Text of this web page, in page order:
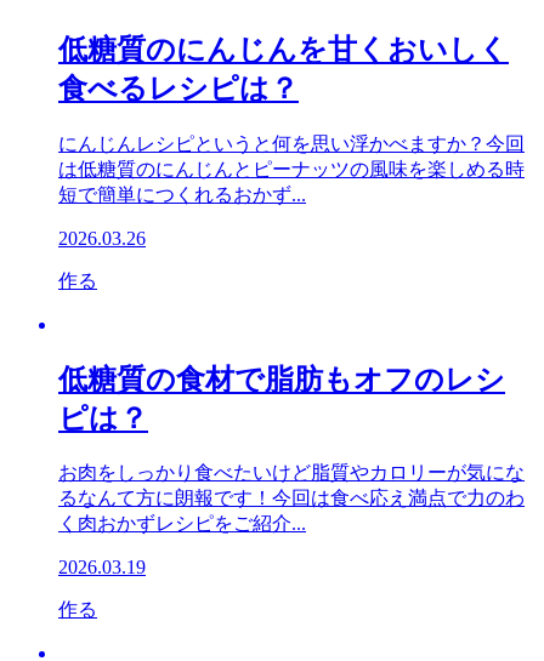
低糖質のにんじんを甘くおいしく
食べるレシピは？
にんじんレシピというと何を思い浮かべますか？今回
は低糖質のにんじんとピーナッツの風味を楽しめる時
短で簡単につくれるおかず...
2026.03.26
作る
低糖質の食材で脂肪もオフのレシ
ピは？
お肉をしっかり食べたいけど脂質やカロリーが気にな
るなんて方に朗報です！今回は食べ応え満点で力のわ
く肉おかずレシピをご紹介...
2026.03.19
作る